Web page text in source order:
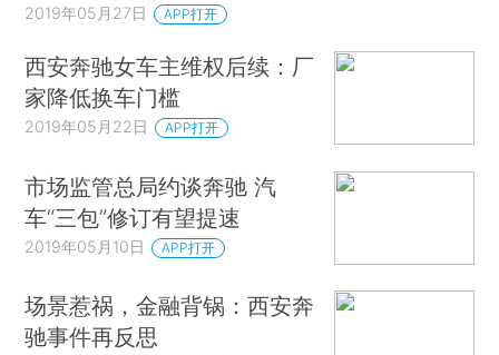
2019年05月27日 APP打开
西安奔驰女车主维权后续：厂
家降低换车门槛
2019年05月22日 APP打开
市场监管总局约谈奔驰 汽
车“三包”修订有望提速
2019年05月10日 APP打开
场景惹祸，金融背锅：西安奔
驰事件再反思